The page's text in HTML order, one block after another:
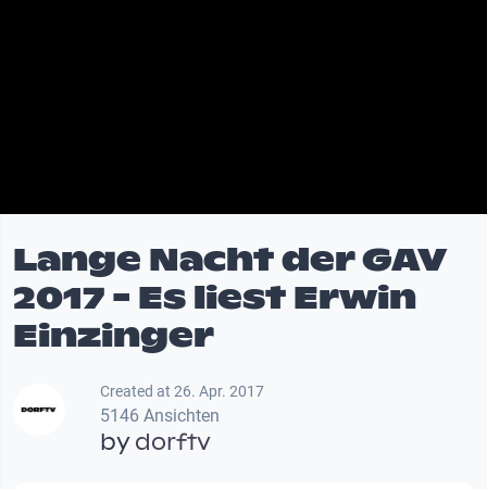
Lange Nacht der GAV
2017 - Es liest Erwin
Einzinger
Created at 26. Apr. 2017
5146 Ansichten
bydorftv